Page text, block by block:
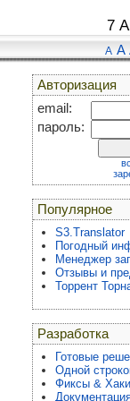
7
A A
Авторизация
email:
пароль:
Популярное
S3.Translator
Погодный
Менеджер
Отзывы и
Торрент
Разработка
Готовые
Одной
Фиксы & Хаки